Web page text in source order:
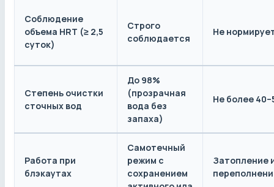
Соблюдение
объема HRT (≥ 2,5
суток)
Строго
соблюдается
Не
Степень очистки
сточных вод
До 98%
(прозрачная
вода без
запаха)
Не более
Работа при
блэкаутах
Самотечный
режим с
сохранением
Затопление